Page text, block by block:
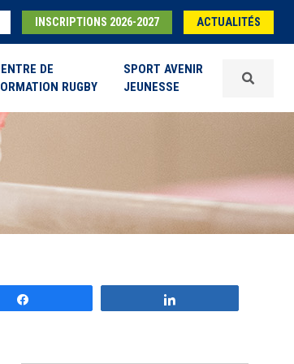
INSCRIPTIONS 2026-2027 ACTUALITÉS
DE
RUGBY
SPORT AVENIR
JEUNESSE